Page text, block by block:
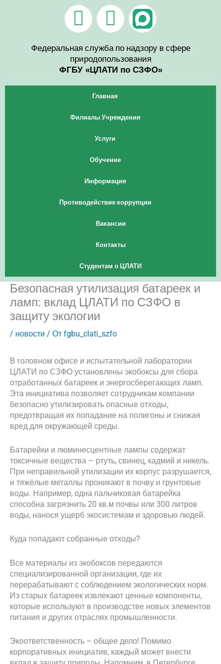
V
k
T
e
l
e
g
r
a
m
Федеральная служба по надзору в сфере
природопользования
ФГБУ «ЦЛАТИ по СЗФО»
Главная
Филиалы Учреждения
Услуги
Обучение
Информация
Противодействие коррупции
Вакансии
Контакты
Студентам о ЦЛАТИ
Безопасная утилизация батареек и
ламп: вклад ЦЛАТИ по СЗФО в
защиту экологии
/ новости / От fgbu_clati_szfo
В головном офисе и испытательной лаборатории
ЦЛАТИ по СЗФО установлены экобоксы для сбора
отработанных батареек и энергосберегающих ламп.
Эта инициатива позволяет сотрудникам компании
безопасно утилизировать опасные отходы,
предотвращая их попадание на полигоны и снижая
вред для окружающей среды.
Батарейки и люминесцентные лампы содержат
токсичные вещества – ртуть, свинец, кадмий и никель.
При неправильной утилизации их корпус разрушается,
и тяжёлые металлы проникают в почву и грунтовые
воды. Например, одна пальчиковая батарейка
способна загрязнить 20 кв.м почвы или 300 литров
воды, нанося ущерб экосистемам и здоровью людей.
Куда попадают собранные отходы?
Все материалы из экобоксов передаются
специализированной организации, где их
перерабатывают с соблюдением экологических норм.
Из старых батареек извлекают ценные компоненты,
которые используют в производстве новых элементов
питания и других отраслях промышленности.
Экоответственность – общее дело! Помимо
корпоративных инициатив, каждый может внести